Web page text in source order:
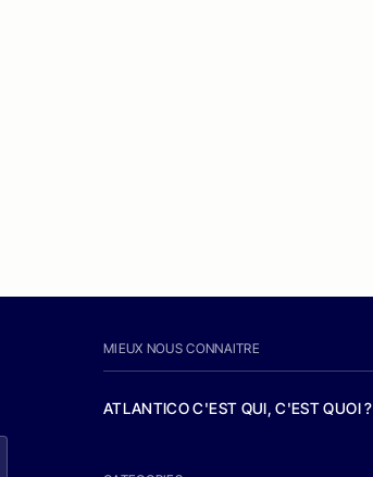
MIEUX NOUS CONNAITRE
ATLANTICO C'EST QUI, C'EST QUOI ?